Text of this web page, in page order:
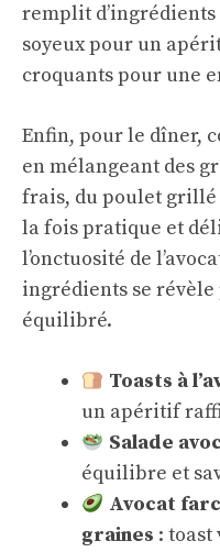
remplit
soyeux pour un
croquants pour une
Enfin, pour le dîner,
en mélangeant des
frais, du poulet grillé
la fois pratique et
l’onctuosité de
ingrédients se
équilibré.
Toasts à
un apéritif
Salade
équilibre et
Avocat
graines :